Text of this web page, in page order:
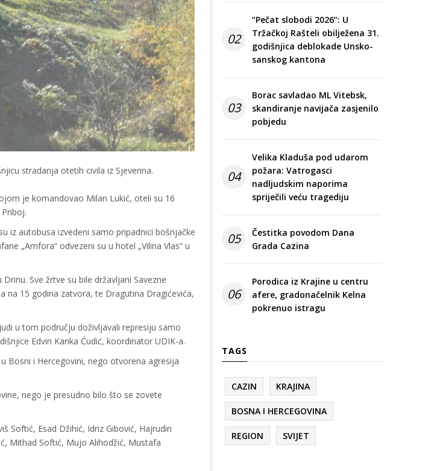
stradanja otetih civila iz Sjeverina.
je komandovao Milan Lukić, oteli su 16
iz autobusa izvedeni samo pripadnici bošnjačke
„Amfora“ odvezeni su u hotel „Vilina Vlas“ u
Sve žrtve su bile državljani Savezne
na 15 godina zatvora, te Dragutina Dragićevića,
u tom području doživljavali represiju samo
Edvin Kanka Ćudić, koordinator UDIK-a.
Bosni i Hercegovini, nego otvorena agresija
nego je presudno bilo što se zovete
Softić, Esad Džihić, Idriz Gibović, Hajrudin
Mithad Softić, Mujo Alihodžić, Mustafa
02
“Pečat slobodi 2026”: U
Tržačkoj Rašteli obilježena 31.
godišnjica deblokade Unsko-
sanskog kantona
03
Borac savladao ML Vitebsk,
skandiranje navijača zasjenilo
pobjedu
04
Velika Kladuša pod udarom
požara: Vatrogasci
nadljudskim naporima
spriječili veću tragediju
05
Čestitka povodom Dana
Grada Cazina
06
Porodica iz Krajine u centru
afere, gradonačelnik Kelna
pokrenuo istragu
TAGS
CAZIN KRAJINA
BOSNA I HERCEGOVINA
REGION SVIJET